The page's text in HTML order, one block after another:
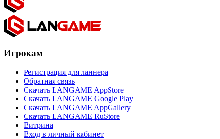
Игрокам
Регистрация для ланнера
Обратная связь
Скачать LANGAME AppStore
Скачать LANGAME Google Play
Скачать LANGAME AppGallery
Скачать LANGAME RuStore
Витрина
Вход в личный кабинет